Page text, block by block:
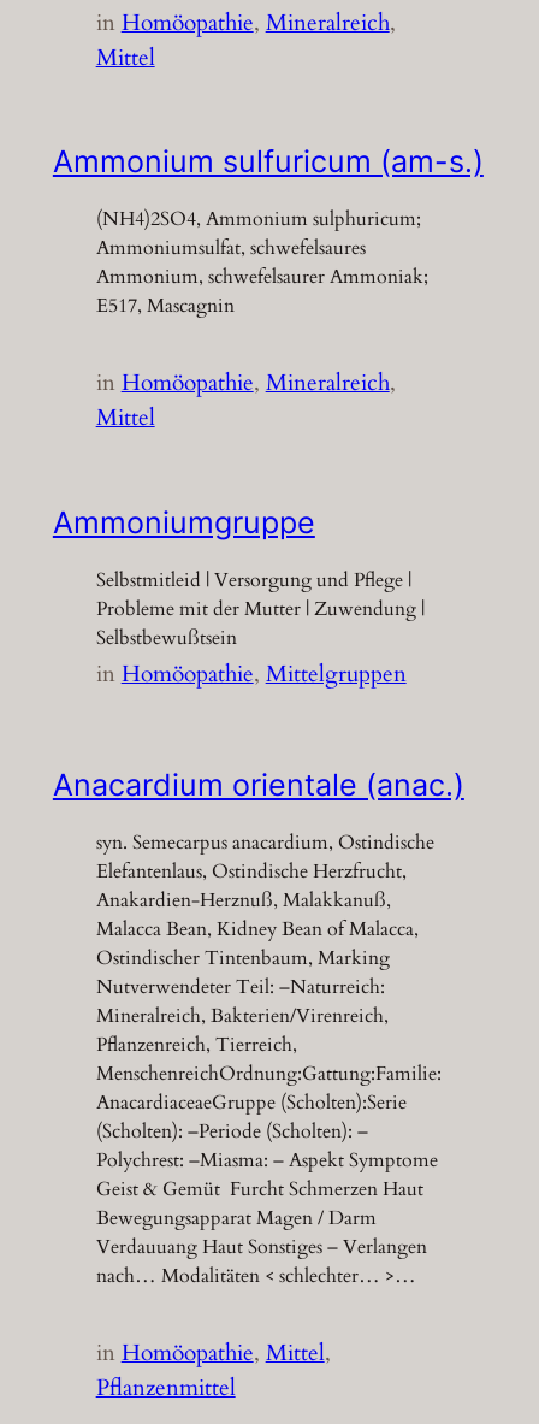
inHomöopathie, Mineralreich
Mittel
Ammonium sulfuricum (am-s.)
(NH4)2SO4, Ammonium sulphuricum;
Ammoniumsulfat, schwefelsaures
Ammonium, schwefelsaurer Ammoniak;
E517, Mascagnin
inHomöopathie, Mineralreich
Mittel
Ammoniumgruppe
Selbstmitleid | Versorgung und Pflege |
Probleme mit der Mutter | Zuwendung |
Selbstbewußtsein
inHomöopathie, Mittelgruppen
Anacardium orientale (anac.)
syn. Semecarpus anacardium, Ostindische
Elefantenlaus, Ostindische Herzfrucht,
Anakardien-Herznuß, Malakkanuß,
Malacca Bean, Kidney Bean of Malacca,
Ostindischer Tintenbaum, Marking
Nutverwendeter Teil: –Naturreich:
Mineralreich, Bakterien/Virenreich,
Pflanzenreich, Tierreich,
MenschenreichOrdnung:Gattung:Familie:
AnacardiaceaeGruppe (Scholten):Serie
(Scholten): –Periode (Scholten): –
Polychrest: –Miasma: – Aspekt Symptome
Geist & Gemüt Furcht Schmerzen Haut
Bewegungsapparat Magen / Darm
Verdauuang Haut Sonstiges – Verlangen
nach… Modalitäten < schlechter… >…
inHomöopathie, Mittel
Pflanzenmittel